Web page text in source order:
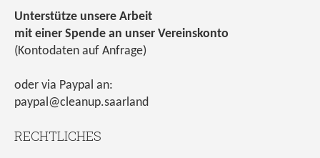
Unterstütze unsere Arbeit
mit einer Spende an unser Vereinskonto
(Kontodaten auf Anfrage)
oder via Paypal an:
paypal@cleanup.saarland
RECHTLICHES